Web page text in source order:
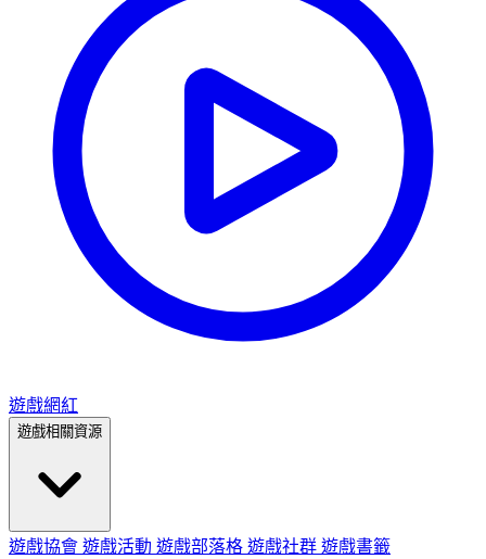
遊戲網紅
遊戲相關資源
遊戲協會遊戲活動 遊戲部落格遊戲社群遊戲書籤